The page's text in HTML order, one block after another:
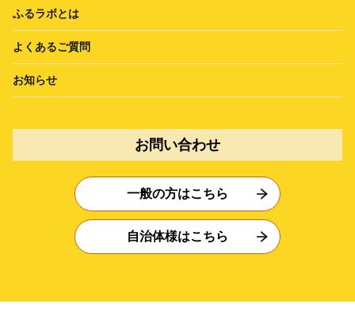
ふるラボとは
よくあるご質問
お知らせ
お問い合わせ
一般の方はこちら
自治体様はこちら